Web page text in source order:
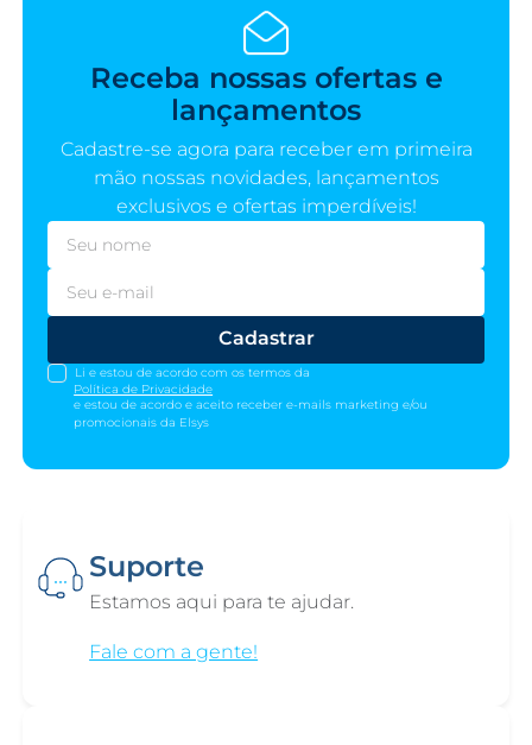
Receba nossas ofertas e
lançamentos
Cadastre-se agora para receber em primeira
mão nossas novidades, lançamentos
exclusivos e ofertas imperdíveis!
Cadastrar
Li e estou de acordo com os termos da
Política de Privacidade
e estou de acordo e aceito receber e-mails marketing e/ou
promocionais da Elsys
Suporte
Estamos aqui para te ajudar.
Fale com a gente!